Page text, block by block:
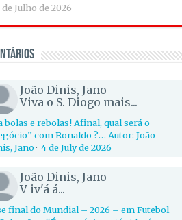
de Julho de 2026
João Dinis, Jano
Viva o S. Diogo mais...
bolas e rebolas! Afinal, qual será o
com Ronaldo ?… Autor: João
Jano· 4 de July de 2026
João Dinis, Jano
V iv'á á...
final do Mundial – 2026 – em Futebol